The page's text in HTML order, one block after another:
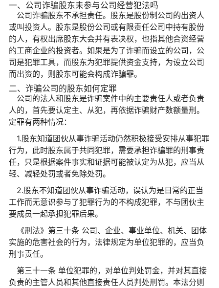
一、公司诈骗股东未参与公司经营犯法吗
公司诈骗股东不承担责任。股东是股份制公司的出资人
或叫投资人。股东是股份公司或有限责任公司中持有股份
的人，有权出席股东大会并有表决权，也指其他合资经营
的工商企业的投资者。如果是为了诈骗而设立的公司，公
司是犯罪工具，而股东为犯罪提供资金支持，为设立公司
而出资的，则股东可能会构成诈骗罪。
二、诈骗公司的股东如何定罪
公司的法人和股东是诈骗案件中的主要责任人或者负责
人的，首先要认定主、从犯，再依据诈骗财产数额量刑。
定罪有两种情况：
1.股东知道团伙从事诈骗活动仍然积极接受安排从事犯罪
行为，此时股东属于共同犯罪，需要承担诈骗罪的刑事责
任，只是根据案件事实和证据可能被认定为从犯，应当从
轻、减轻处罚或者免除处罚。
2.股东不知道团伙从事诈骗活动，误认为是日常的正当
工作而无意识参与了犯罪行为的不构成犯罪，不与团伙主
要成员一起承担犯罪后果。
《刑法》第三十条 公司、企业、事业单位、机关、团体
实施的危害社会的行为，法律规定为单位犯罪的，应当负
刑事责任。
第三十一条 单位犯罪的，对单位判处罚金，并对其直接
负责的主管人员和其他直接责任人员判处刑罚。本法分则